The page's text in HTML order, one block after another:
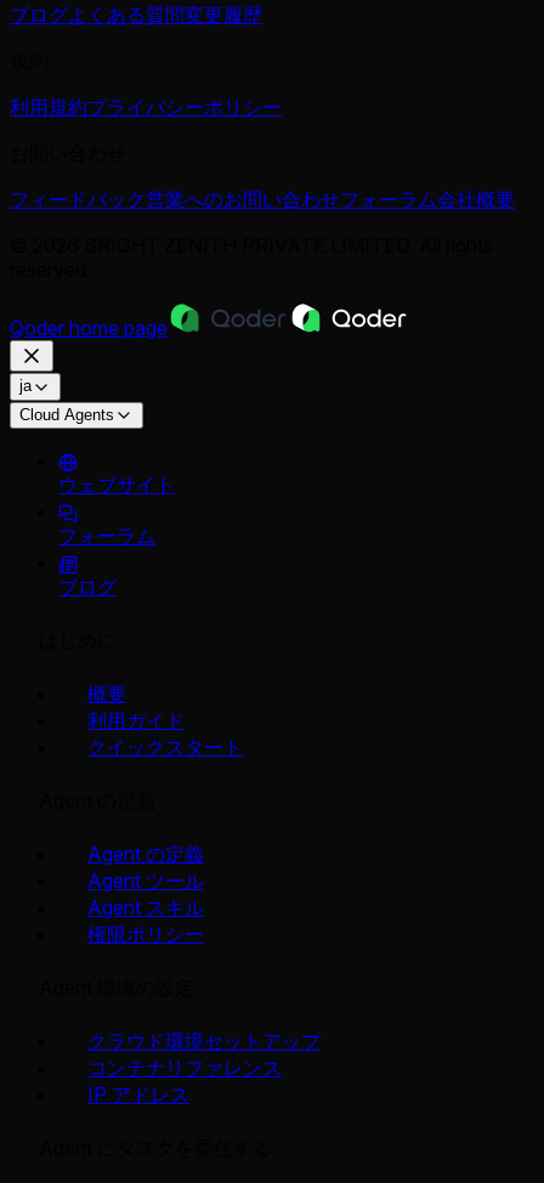
ブログよくある質問変更履歴
利用規約プライバシーポリシー
フィードバック営業へのお問い合わせフォーラム会社概要
Qoder home page
ja
Cloud Agents
ウェブサイト
フォーラム
ブログ
概要
利用ガイド
クイックスタート
Agent の定義
Agent ツール
Agent スキル
権限ポリシー
クラウド環境セットアップ
コンテナリファレンス
IP アドレス